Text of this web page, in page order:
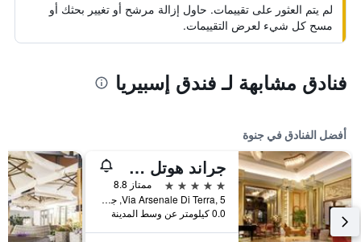
لم يتم العثور على تقييمات. حاول إزالة مرشح أو تغيير بحثك أو
مسح كل شيء لعرض التقييمات.
فنادق مشابهة لـ فندق إسبيريا
أفضل الفنادق في جنوة
جراند هوتل سافويا جينوفا، كوريو كوليكشن باي هيلتون
5 نجوم
ممتاز 8.8
Via Arsenale Di Terra, 5, جنوة, مقاطعة جنوة, إيطاليا
0.0 كيلومتر عن وسط المدينة